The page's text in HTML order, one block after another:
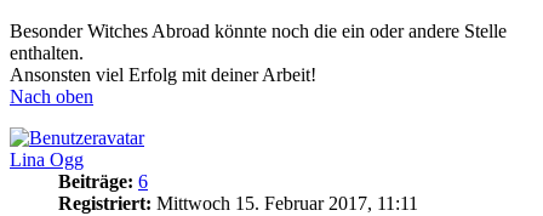
Besonder Witches Abroad könnte noch die ein oder andere Stelle
enthalten.
Ansonsten viel Erfolg mit deiner Arbeit!
Nach oben
Lina Ogg
Beiträge: 6
Registriert: Mittwoch 15. Februar 2017, 11:11